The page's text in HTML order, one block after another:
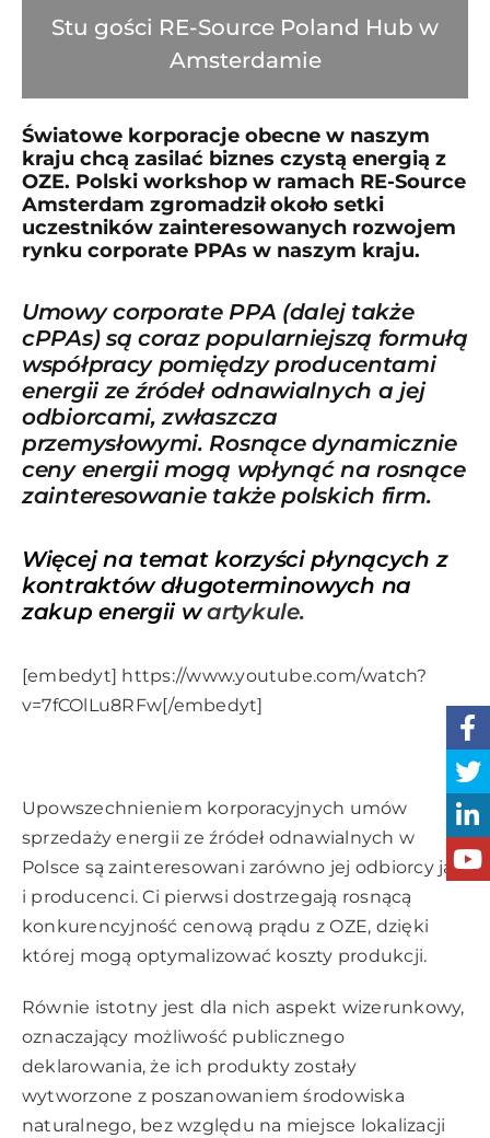
Stu gości RE-Source Poland Hub w
Amsterdamie
Światowe korporacje obecne w naszym
kraju chcą zasilać biznes czystą energią z
OZE. Polski workshop w ramach RE-Source
Amsterdam zgromadził około setki
uczestników zainteresowanych rozwojem
rynku corporate PPAs w naszym kraju.
Umowy corporate PPA (dalej także
cPPAs) są coraz popularniejszą formułą
współpracy pomiędzy producentami
energii ze źródeł odnawialnych a jej
odbiorcami, zwłaszcza
przemysłowymi. Rosnące dynamicznie
ceny energii mogą wpłynąć na rosnące
zainteresowanie także polskich firm.
Więcej na temat korzyści płynących z
kontraktów długoterminowych na
zakup energii wartykule.
[embedyt] https://www.youtube.com/watch?
v=7fCOlLu8RFw[/embedyt]
Upowszechnieniem korporacyjnych umów
sprzedaży energii ze źródeł odnawialnych w
Polsce są zainteresowani zarówno jej odbiorcy jak
i producenci. Ci pierwsi dostrzegają rosnącą
konkurencyjność cenową prądu z OZE, dzięki
której mogą optymalizować koszty produkcji.
Równie istotny jest dla nich aspekt wizerunkowy,
oznaczający możliwość publicznego
deklarowania, że ich produkty zostały
wytworzone z poszanowaniem środowiska
naturalnego, bez względu na miejsce lokalizacji